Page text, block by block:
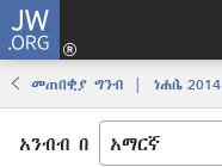
JW.ORG
መጠበቂያ ግንብ | ነሐሴ 2014
አንብብ በ